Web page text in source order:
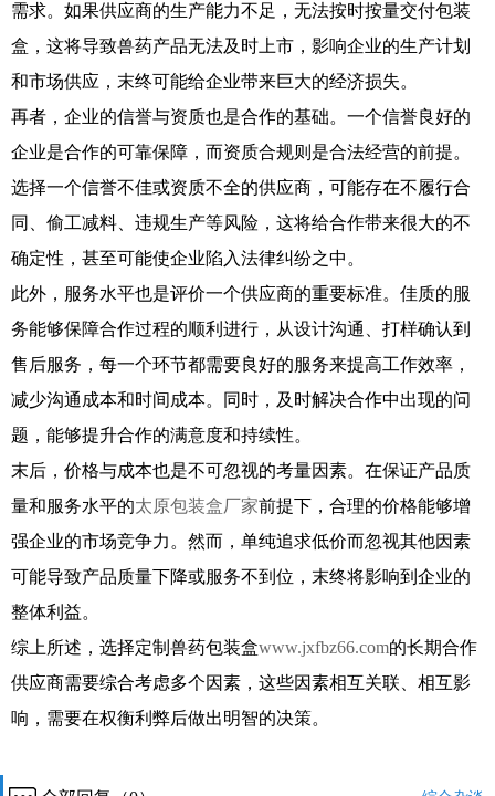
需求。如果供应商的生产能力不足，无法按时按量交付包装
盒，这将导致兽药产品无法及时上市，影响企业的生产计划
和市场供应，末终可能给企业带来巨大的经济损失。
再者，企业的信誉与资质也是合作的基础。一个信誉良好的
企业是合作的可靠保障，而资质合规则是合法经营的前提。
选择一个信誉不佳或资质不全的供应商，可能存在不履行合
同、偷工减料、违规生产等风险，这将给合作带来很大的不
确定性，甚至可能使企业陷入法律纠纷之中。
此外，服务水平也是评价一个供应商的重要标准。佳质的服
务能够保障合作过程的顺利进行，从设计沟通、打样确认到
售后服务，每一个环节都需要良好的服务来提高工作效率，
减少沟通成本和时间成本。同时，及时解决合作中出现的问
题，能够提升合作的满意度和持续性。
末后，价格与成本也是不可忽视的考量因素。在保证产品质
量和服务水平的太原包装盒厂家前提下，合理的价格能够增
强企业的市场竞争力。然而，单纯追求低价而忽视其他因素
可能导致产品质量下降或服务不到位，末终将影响到企业的
整体利益。
综上所述，选择定制兽药包装盒www.jxfbz66.com的长期合作
供应商需要综合考虑多个因素，这些因素相互关联、相互影
响，需要在权衡利弊后做出明智的决策。